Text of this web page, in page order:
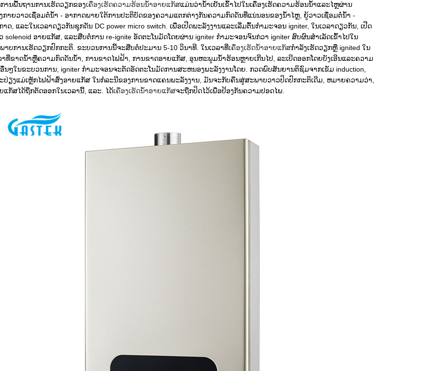
ານພື້ນຖານການເຮັດວຽກຂອງເຄື່ອງເຮັດຄວາມຮ້ອນນ້ໍາອາຍແກັສແມ່ນວ່ານ້ໍາເຢັນເຂົ້າໄປໃນເຄື່ອງເຮັດຄວາມຮ້ອນນ້ໍາແລະໄຫຼຜ່ານ
ກາຍວາວເຊື່ອມຕໍ່ນ້ໍາ - ອາກາດພາຍໃຕ້ການປະຕິບັດຂອງຄວາມແຕກຕ່າງກັນຄວາມກົດດັນທີ່ແນ່ນອນຂອງນ້ໍາໄຫຼ, ຍູ້ວາວເຊື່ອມຕໍ່ນ້ໍາ -
າດ, ແລະໃນເວລາດຽວກັນຊຸກດັນ DC power micro switch. ເພື່ອເປີດພະລັງງານແລະເລີ່ມຕົ້ນກໍາມະຈອນ igniter, ໃນເວລາດຽວກັນ, ເປີດ
solenoid ອາຍແກັສ, ແລະສືບຕໍ່ການ re-ignite ອັດຕະໂນມັດໂດຍຜ່ານ igniter ກໍາມະຈອນຈົນກ່ວາ igniter ສົບຜົນສໍາເລັດເຂົ້າໄປໃນ
າບການເຮັດວຽກປົກກະຕິ. ຂະບວນການນີ້ຈະສືບຕໍ່ປະມານ 5-10 ວິນາທີ. ໃນ​ເວ​ລາ​ທີ່ເຄື່ອງເຮັດນ້ໍາອາຍແກັສກໍາລັງເຮັດວຽກຫຼື ignited ໃນ
າທີ່ຂາດນ້ໍາຫຼືຄວາມກົດດັນນ້ໍາ, ການຂາດໄຟຟ້າ, ການຂາດອາຍແກັສ, ອຸນຫະພູມນ້ໍາຮ້ອນຫຼາຍເກີນໄປ, ລະເບີດອອກໂດຍບັງເອີນແລະຄວາມ
ນໆໃນຂະບວນການ, igniter ກໍາມະຈອນຈະຕັດອັດຕະໂນມັດການສະຫນອງພະລັງງານໂດຍ. ກວດພົບສັນຍານຕິຊົມຈາກເຂັມ induction,
ປ່ຽງແມ່ເຫຼັກໄຟຟ້າສົ່ງອາຍແກັສ ໃນກໍລະນີຂອງການຂາດແຄນພະລັງງານ, ມັນຈະກັບຄືນສູ່ສະພາບວາວປິດປົກກະຕິເດີມ, ຫມາຍຄວາມວ່າ,
ແກັສໄດ້ຖືກຕັດອອກໃນເວລານີ້, ແລະ. ໄດ້ເຄື່ອງເຮັດນ້ໍາອາຍແກັສຈະຖືກປິດໄວ້ເພື່ອປ້ອງກັນຄວາມປອດໄພ.